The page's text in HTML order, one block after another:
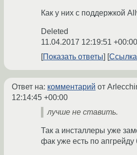
Как у них с поддержкой
Deleted
11.04.2017 12:19:51 +00:00
Показать ответы
Ссылка
Ответ на: комментарий от
12:14:45 +00:00
лучше не ставить.
Так а инсталлеры уже
фак уже есть по апгрейду